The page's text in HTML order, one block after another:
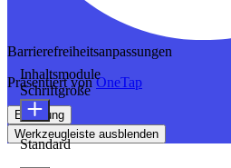
Barrierefreiheitsanpassungen
Präsentiert vonOneTap
Erklärung
Werkzeugleiste ausblenden
Inhaltsmodule
Schriftgröße
Standard